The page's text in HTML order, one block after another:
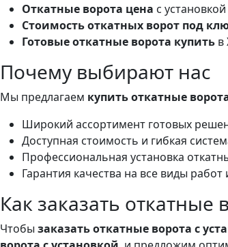
Откатные ворота цена с
Стоимость откатных ворот под
Готовые откатные ворота купить в
Почему выбирают нас
Мы предлагаем купить откатные
Широкий ассортимент готовых
Доступная стоимость и гибкая
Профессиональная установка
Гарантия качества на все виды
Как заказать откатные
Чтобы заказать откатные ворота с